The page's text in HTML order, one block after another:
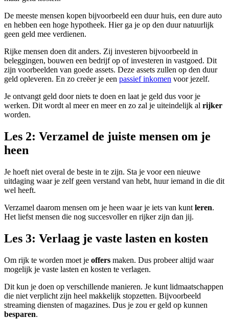
De meeste mensen kopen bijvoorbeeld een duur huis, een dure auto
en hebben een hoge hypotheek. Hier ga je op den duur natuurlijk
geen geld mee verdienen.
Rijke mensen doen dit anders. Zij investeren bijvoorbeeld in
beleggingen, bouwen een bedrijf op of investeren in vastgoed. Dit
zijn voorbeelden van goede assets. Deze assets zullen op den duur
geld opleveren. En zo creëer je een passief inkomen voor jezelf.
Je ontvangt geld door niets te doen en laat je geld dus voor je
werken. Dit wordt al meer en meer en zo zal je uiteindelijk al rijker
worden.
Les 2: Verzamel de juiste mensen om je
heen
Je hoeft niet overal de beste in te zijn. Sta je voor een nieuwe
uitdaging waar je zelf geen verstand van hebt, huur iemand in die dit
wel heeft.
Verzamel daarom mensen om je heen waar je iets van kunt leren.
Het liefst mensen die nog succesvoller en rijker zijn dan jij.
Les 3: Verlaag je vaste lasten en kosten
Om rijk te worden moet je offers maken. Dus probeer altijd waar
mogelijk je vaste lasten en kosten te verlagen.
Dit kun je doen op verschillende manieren. Je kunt lidmaatschappen
die niet verplicht zijn heel makkelijk stopzetten. Bijvoorbeeld
streaming diensten of magazines. Dus je zou er geld op kunnen
besparen.